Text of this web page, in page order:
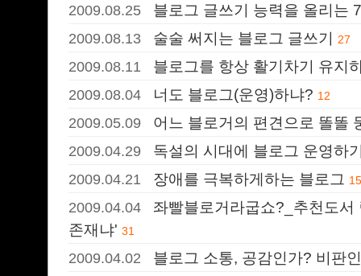
2009.08.25 블로그 글쓰기 능력을 올리는
2009.08.13 술술 써지는 블로그 글쓰기 27
2009.08.11 블로그를 항상 활기차기 유지
2009.08.04 너도 블로그(운영)하냐? 12
2009.05.09 어느 블로거의 편견으로 똘똘
2009.04.29 독설의 시대에 블로그 운영하
2009.04.21 장애를 극복하게하는 블로그 15
2009.04.04
좌빨블로거라굽쇼?_추천도
존재냐' 31
2009.04.02 블로그 소통, 공감인가? 비판